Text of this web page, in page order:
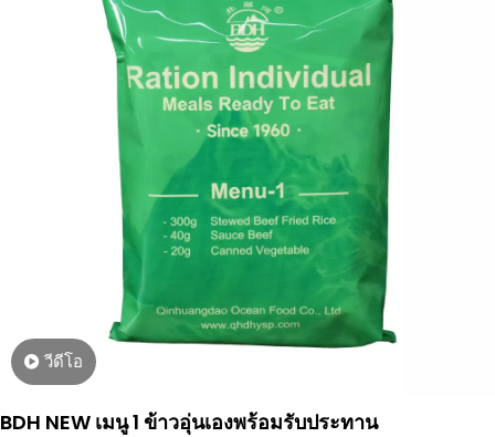
วีดีโอ
BDH NEW เมนู 1 ข้าวอุ่นเองพร้อมรับประทาน